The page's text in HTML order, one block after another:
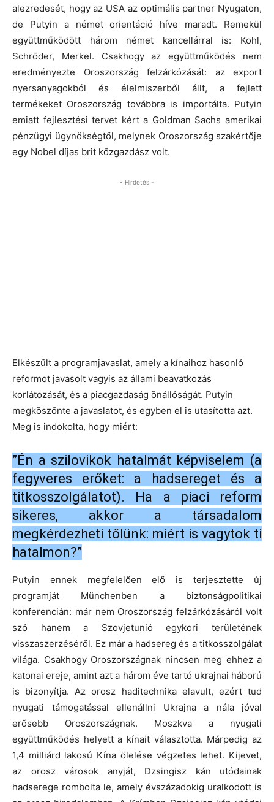
alezredesét, hogy az USA az optimális partner Nyugaton,
de Putyin a német orientáció híve maradt. Remekül
együttműködött három német kancellárral is: Kohl,
Schröder, Merkel. Csakhogy az együttműködés nem
eredményezte Oroszország felzárkózását: az export
nyersanyagokból és élelmiszerből állt, a fejlett
termékeket Oroszország továbbra is importálta. Putyin
emiatt fejlesztési tervet kért a Goldman Sachs amerikai
pénzügyi ügynökségtől, melynek Oroszország szakértője
egy Nobel díjas brit közgazdász volt.
- Hirdetés -
Elkészült a programjavaslat, amely a kínaihoz hasonló
reformot javasolt vagyis az állami beavatkozás
korlátozását, és a piacgazdaság önállóságát. Putyin
megköszönte a javaslatot, és egyben el is utasította azt.
Meg is indokolta, hogy miért:
”Én a szilovikok hatalmát képviselem (a
fegyveres erőket: a hadsereget és a
titkosszolgálatot). Ha a piaci reform
sikeres, akkor a társadalom
megkérdezheti tőlünk: miért is vagytok ti
hatalmon?”
Putyin ennek megfelelően elő is terjesztette új
programját Münchenben a biztonságpolitikai
konferencián: már nem Oroszország felzárkózásáról volt
szó hanem a Szovjetunió egykori területének
visszaszerzéséről. Ez már a hadsereg és a titkosszolgálat
világa. Csakhogy Oroszországnak nincsen meg ehhez a
katonai ereje, amint azt a három éve tartó ukrajnai háború
is bizonyítja. Az orosz haditechnika elavult, ezért tud
nyugati támogatással ellenállni Ukrajna a nála jóval
erősebb Oroszországnak. Moszkva a nyugati
együttműködés helyett a kínait választotta. Márpedig az
1,4 milliárd lakosú Kína ölelése végzetes lehet. Kijevet,
az orosz városok anyját, Dzsingisz kán utódainak
hadserege rombolta le, amely évszázadokig uralkodott is